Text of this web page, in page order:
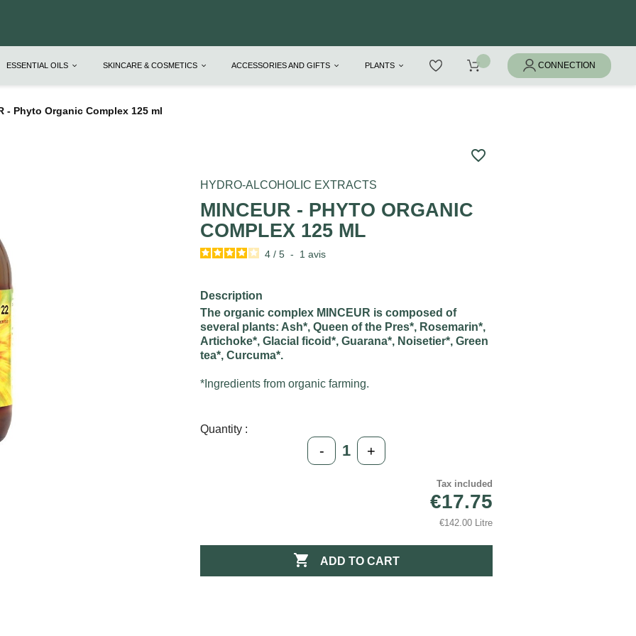
ESSENTIAL OILS SKINCARE & COSMETICS ACCESSORIES AND GIFTS PLANTS
- Phyto Organic Complex 125 ml
favorite_border
HYDRO-ALCOHOLIC EXTRACTS
MINCEUR - PHYTO ORGANIC
COMPLEX 125 ML
4 / 5 - 1avis
Description
The organic complex MINCEUR is composed of
several plants: Ash*, Queen of the Pres*, Rosemarin*,
Artichoke*, Glacial ficoid*, Guarana*, Noisetier*, Green
tea*, Curcuma*.
*Ingredients from organic farming.
Quantity :
- +
Tax included
€17.75
€142.00 Litre
 ADD TO CART